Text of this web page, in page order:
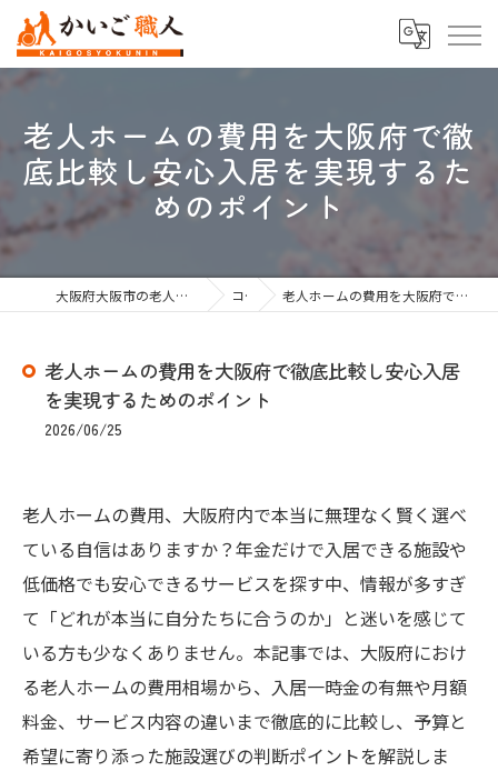
老人ホームの費用を大阪府で徹
底比較し安心入居を実現するた
めのポイント
大阪府大阪市の老人ホーム紹介なら株式会社かいご職人 コラム 老人ホームの費用を大阪府で徹底比較し安心入居を実現するためのポイント
老人ホームの費用を大阪府で徹底比較し安心入居
を実現するためのポイント
2026/06/25
老人ホームの費用、大阪府内で本当に無理なく賢く選べ
ている自信はありますか？年金だけで入居できる施設や
低価格でも安心できるサービスを探す中、情報が多すぎ
て「どれが本当に自分たちに合うのか」と迷いを感じて
いる方も少なくありません。本記事では、大阪府におけ
る老人ホームの費用相場から、入居一時金の有無や月額
料金、サービス内容の違いまで徹底的に比較し、予算と
希望に寄り添った施設選びの判断ポイントを解説しま